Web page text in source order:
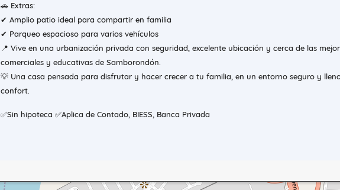
🚗 Extras:
✔ Amplio patio ideal para compartir en familia
✔ Parqueo espacioso para varios vehículos
📍 Vive en una urbanización privada con seguridad, excelente ubicación y cerca de las
comerciales y educativas de Samborondón.
💡 Una casa pensada para disfrutar y hacer crecer a tu familia, en un entorno seguro y
confort.
✅Sin hipoteca ✅Aplica de Contado, BIESS, Banca Privada